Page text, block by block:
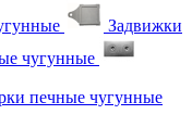
Задвижки
чугунные
печные чугунные